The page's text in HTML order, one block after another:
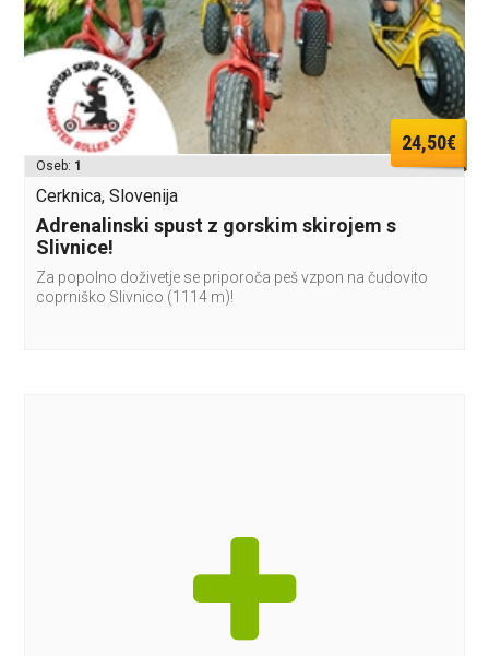
24,50€
Oseb: 1
Cerknica, Slovenija
Adrenalinski spust z gorskim skirojem s
Slivnice!
Za popolno doživetje se priporoča peš vzpon na čudovito
coprniško Slivnico (1114 m)!